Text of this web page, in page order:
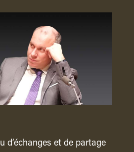
d’échanges et de partage